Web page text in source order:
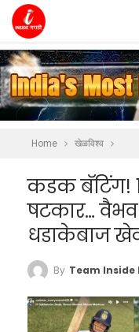
Home खेळविश्व
कडक बॅटिंग!
षटकार… वैभव
धडाकेबाज
By Team Inside